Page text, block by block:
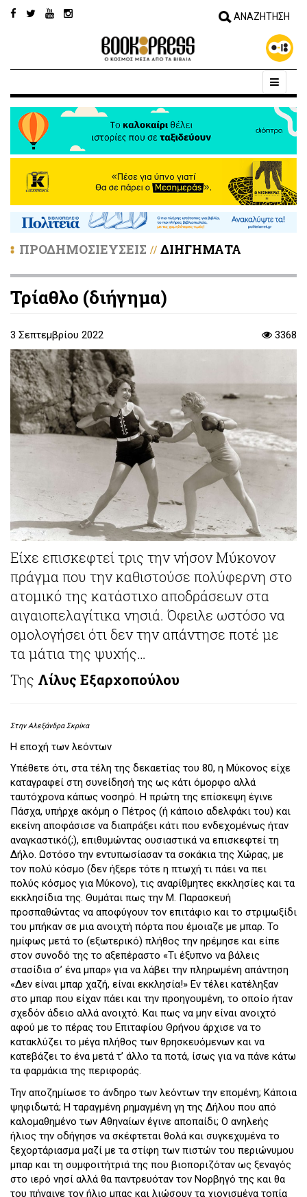
ΠΡΟΔΗΜΟΣΙΕΥΣΕΙΣ // ΔΙΗΓΗΜΑΤΑ
Τρίαθλο (διήγημα)
3 Σεπτεμβρίου 2022 3368
Είχε επισκεφτεί τρις την νήσον Μύκονον
πράγμα που την καθιστούσε πολύφερνη στο
ατομικό της κατάστιχο αποδράσεων στα
αιγαιοπελαγίτικα νησιά. Όφειλε ωστόσο να
ομολογήσει ότι δεν την απάντησε ποτέ με
τα μάτια της ψυχής…
Της Λίλυς Εξαρχοπούλου
Στην Αλεξάνδρα Σκρίκα
Η εποχή των λεόντων
Υπέθετε ότι, στα τέλη της δεκαετίας του 80, η Μύκονος είχε
καταγραφεί στη συνείδησή της ως κάτι όμορφο αλλά
ταυτόχρονα κάπως νοσηρό. Η πρώτη της επίσκεψη έγινε
Πάσχα, υπήρχε ακόμη ο Πέτρος (ή κάποιο αδελφάκι του) και
εκείνη αποφάσισε να διαπράξει κάτι που ενδεχομένως ήταν
αναγκαστικό(;), επιθυμώντας ουσιαστικά να επισκεφτεί τη
Δήλο. Ωστόσο την εντυπωσίασαν τα σοκάκια της Χώρας, με
τον πολύ κόσμο (δεν ήξερε τότε η πτωχή τι πάει να πει
πολύς κόσμος για Μύκονο), τις αναρίθμητες εκκλησίες και τα
εκκλησίδια της. Θυμάται πως την Μ. Παρασκευή
προσπαθώντας να αποφύγουν τον επιτάφιο και το στριμωξίδι
του μπήκαν σε μια ανοιχτή πόρτα που έμοιαζε με μπαρ. Το
ημίφως μετά το (εξωτερικό) πλήθος την ηρέμησε και είπε
στον συνοδό της το αξεπέραστο «Τι έξυπνο να βάλεις
στασίδια σ’ ένα μπαρ» για να λάβει την πληρωμένη απάντηση
«Δεν είναι μπαρ χαζή, είναι εκκλησία!» Εν τέλει κατέληξαν
στο μπαρ που είχαν πάει και την προηγουμένη, το οποίο ήταν
σχεδόν άδειο αλλά ανοιχτό. Και πως να μην είναι ανοιχτό
αφού με το πέρας του Επιταφίου Θρήνου άρχισε να το
κατακλύζει το μέγα πλήθος των θρησκευόμενων και να
κατεβάζει το ένα μετά τ’ άλλο τα ποτά, ίσως για να πάνε κάτω
τα φαρμάκια της περιφοράς.
Την αποζημίωσε το άνδηρο των λεόντων την επομένη; Κάποια
ψηφιδωτά; Η ταραγμένη ρημαγμένη γη της Δήλου που από
καλομαθημένο των Αθηναίων έγινε αποπαίδι; Ο ανηλεής
ήλιος την οδήγησε να σκέφτεται θολά και συγκεχυμένα το
ξεχορτάριασμα μαζί με τα στίφη των πιστών του περιώνυμου
μπαρ και τη συμφοιτήτριά της που βιοποριζόταν ως ξεναγός
στο ιερό νησί αλλά θα παντρευόταν τον Νορβηγό της και θα
του πήγαινε τον ήλιο μπας και λιώσουν τα χιονισμένα τοπία